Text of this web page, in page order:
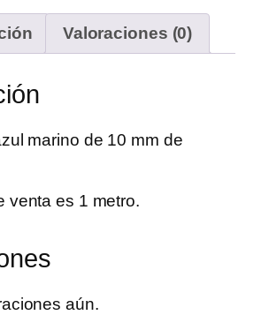
Valoraciones (0)
marino de 10 mm de
venta es 1 metro.
aún.